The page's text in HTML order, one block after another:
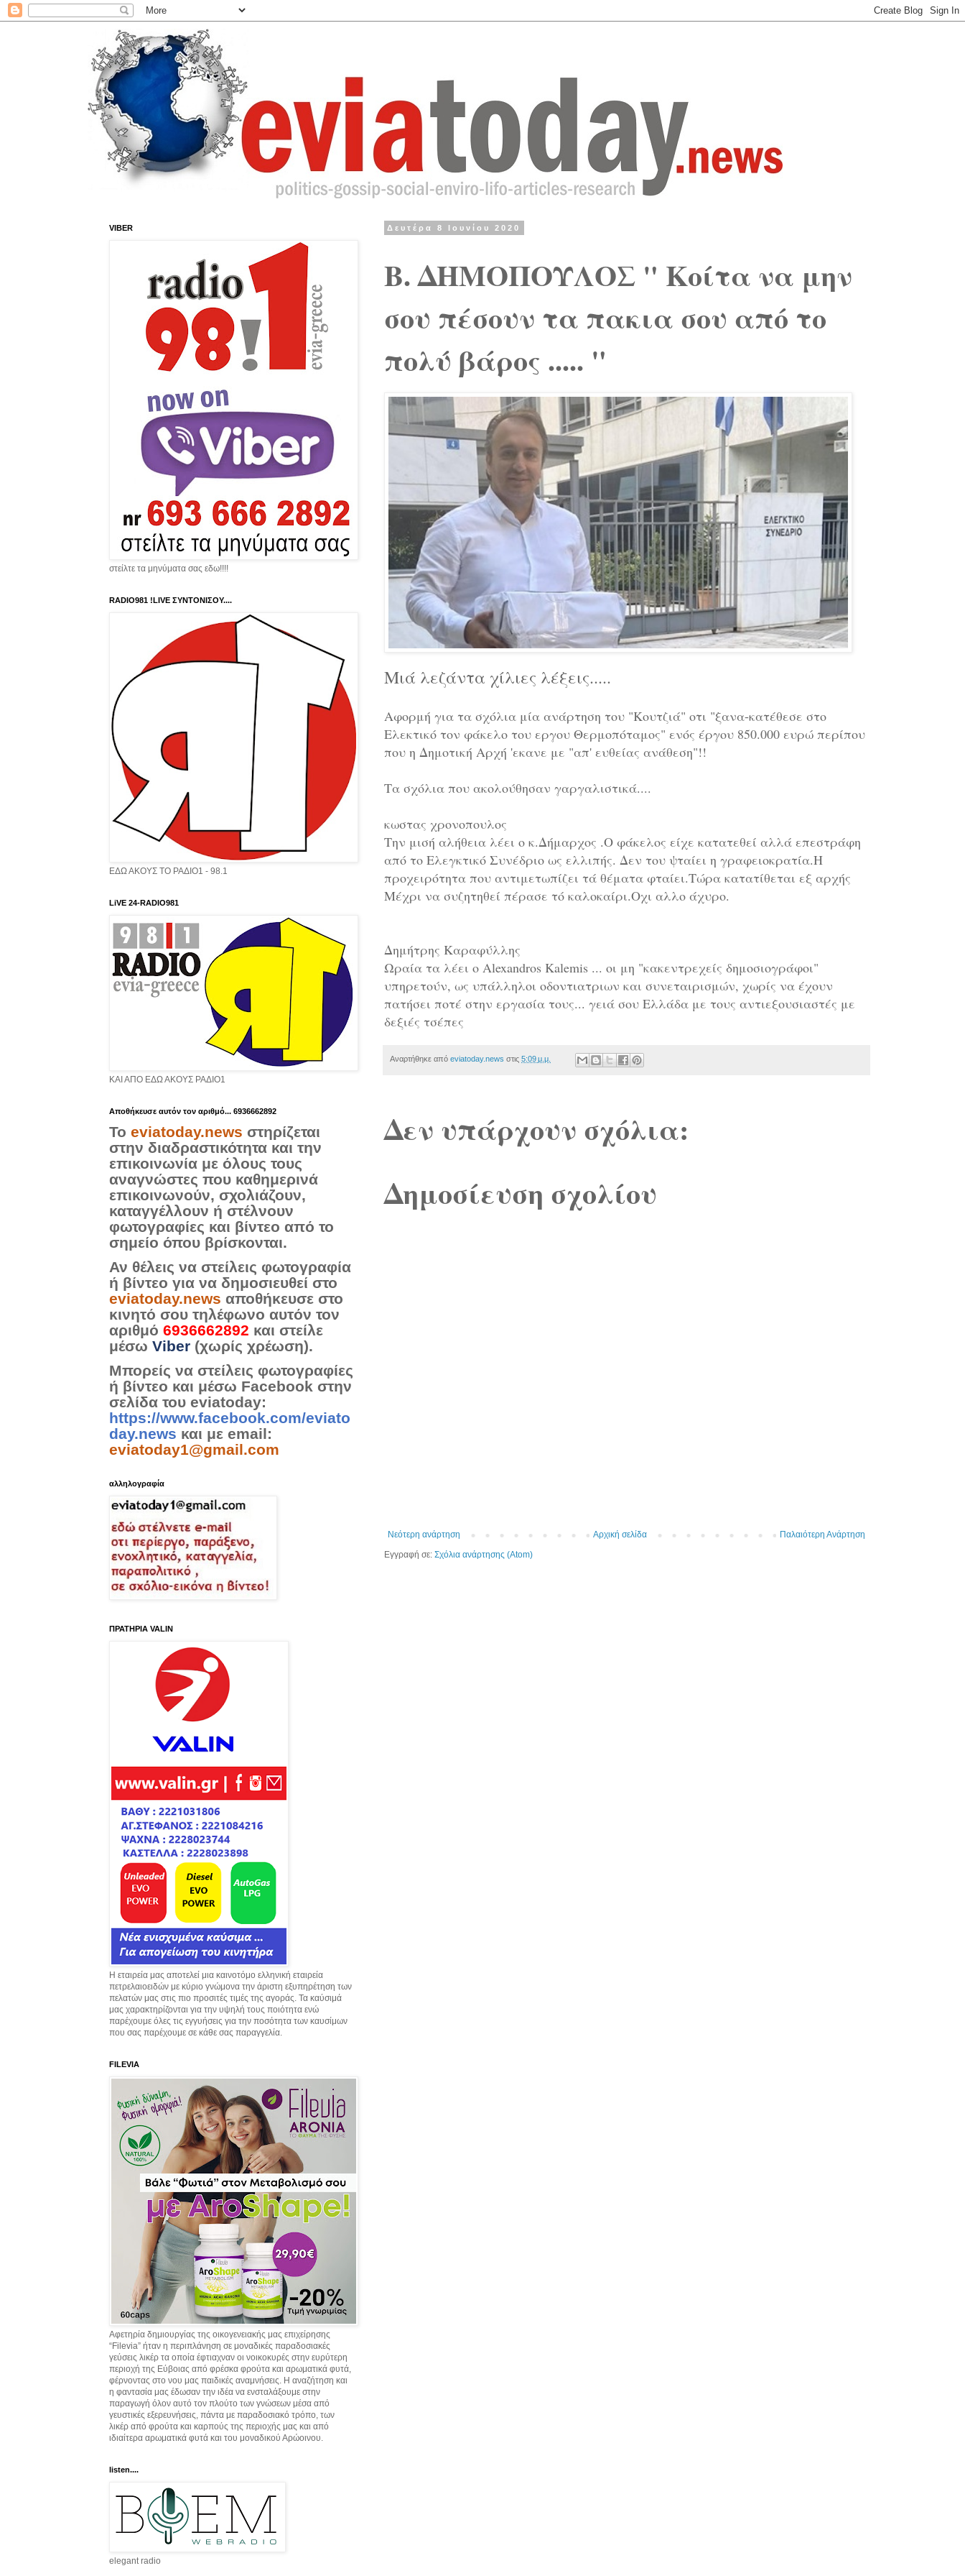
Δευτέρα 8 Ιουνίου 2020
Β. ΔΗΜΟΠΟΥΛΟΣ " Κοίτα να μην
σου πέσουν τα πακια σου από το
πολύ βάρος ..... "
Μιά λεζάντα χίλιες λέξεις.....
Αφορμή για τα σχόλια μία ανάρτηση του "Κουτζιά" οτι "ξανα-κατέθεσε στο
Ελεκτικό τον φάκελο του εργου Θερμοπόταμος" ενός έργου 850.000 ευρώ περίπου
που η Δημοτική Αρχή 'εκανε με "απ' ευθείας ανάθεση"!!
Τα σχόλια που ακολούθησαν γαργαλιστικά....
κωστας χρονοπουλος
Την μισή αλήθεια λέει ο κ.Δήμαρχος .Ο φάκελος είχε κατατεθεί αλλά επεστράφη
από το Ελεγκτικό Συνέδριο ως ελλιπής. Δεν του ψταίει η γραφειοκρατία.Η
προχειρότητα που αντιμετωπίζει τά θέματα φταίει.Τώρα κατατίθεται εξ αρχής
Μέχρι να συζητηθεί πέρασε τό καλοκαίρι.Οχι αλλο άχυρο.
Δημήτρης Καραφύλλης
Ωραία τα λέει ο Alexandros Kalemis ... οι μη "κακεντρεχείς δημοσιογράφοι"
υπηρετούν, ως υπάλληλοι οδοντιατριων και συνεταιρισμών, χωρίς να έχουν
πατήσει ποτέ στην εργασία τους... γειά σου Ελλάδα με τους αντιεξουσιαστές με
δεξιές τσέπες
Αναρτήθηκε από eviatoday.news στις 5:09 μ.μ.
Δεν υπάρχουν σχόλια:
Δημοσίευση σχολίου
Νεότερη ανάρτηση Παλαιότερη Ανάρτηση
Αρχική σελίδα
Εγγραφή σε: Σχόλια ανάρτησης (Atom)
VIBER
στείλτε τα μηνύματα σας εδω!!!!
RADIO981 !LIVE ΣΥΝΤΟΝΙΣΟΥ....
ΕΔΩ ΑΚΟΥΣ ΤΟ ΡΑΔΙΟ1 - 98.1
LiVE 24-RADIO981
ΚΑΙ ΑΠΟ ΕΔΩ ΑΚΟΥΣ ΡΑΔΙΟ1
Aποθήκευσε αυτόν τον αριθμό... 6936662892
Το eviatoday.news στηρίζεται
στην διαδραστικότητα και την
επικοινωνία με όλους τους
αναγνώστες που καθημερινά
επικοινωνούν, σχολιάζουν,
καταγγέλλουν ή στέλνουν
φωτογραφίες και βίντεο από το
σημείο όπου βρίσκονται.
Αν θέλεις να στείλεις φωτογραφία
ή βίντεο για να δημοσιευθεί στο
eviatoday.news αποθήκευσε στο
κινητό σου τηλέφωνο αυτόν τον
αριθμό 6936662892 και στείλε
μέσω Viber (χωρίς χρέωση).
Μπορείς να στείλεις φωτογραφίες
ή βίντεο και μέσω Facebook στην
σελίδα του eviatoday:
https://www.facebook.com/eviato
day.news και με email:
eviatoday1@gmail.com
αλληλογραφία
ΠΡΑΤΗΡΙΑ VALIN
Η εταιρεία μας αποτελεί μια καινοτόμο ελληνική εταιρεία
πετρελαιοειδών με κύριο γνώμονα την άριστη εξυπηρέτηση των
πελατών μας στις πιο προσιτές τιμές της αγοράς. Τα καύσιμά
μας χαρακτηρίζονται για την υψηλή τους ποιότητα ενώ
παρέχουμε όλες τις εγγυήσεις για την ποσότητα των καυσίμων
που σας παρέχουμε σε κάθε σας παραγγελία.
FILEVIA
Αφετηρία δημιουργίας της οικογενειακής μας επιχείρησης
“Filevia” ήταν η περιπλάνηση σε μοναδικές παραδοσιακές
γεύσεις λικέρ τα οποία έφτιαχναν οι νοικοκυρές στην ευρύτερη
περιοχή της Εύβοιας από φρέσκα φρούτα και αρωματικά φυτά,
φέρνοντας στο νου μας παιδικές αναμνήσεις. Η αναζήτηση και
η φαντασία μας έδωσαν την ιδέα να ενσταλάξουμε στην
παραγωγή όλον αυτό τον πλούτο των γνώσεων μέσα από
γευστικές εξερευνήσεις, πάντα με παραδοσιακό τρόπο, των
λικέρ από φρούτα και καρπούς της περιοχής μας και από
ιδιαίτερα αρωματικά φυτά και του μοναδικού Αρώοινου.
listen....
elegant radio